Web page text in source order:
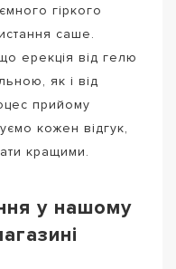
гіркого
саше.
ерекція від гелю
як і від
прийому
кожен відгук,
кращими.
у нашому